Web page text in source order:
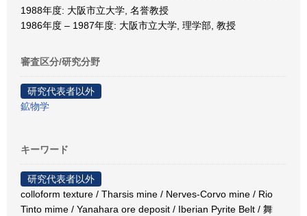
1988年度: 大阪市立大学, 名誉教授
1986年度 – 1987年度: 大阪市立大学, 理学部, 教授
審査区分/研究分野
研究代表者以外
鉱物学
キーワード
研究代表者以外
colloform texture / Tharsis mine / Nerves-Corvo mine / Rio
Tinto mime / Yanahara ore deposit / Iberian Pyrite Belt / 舞